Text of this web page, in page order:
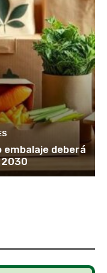
embalaje deberá